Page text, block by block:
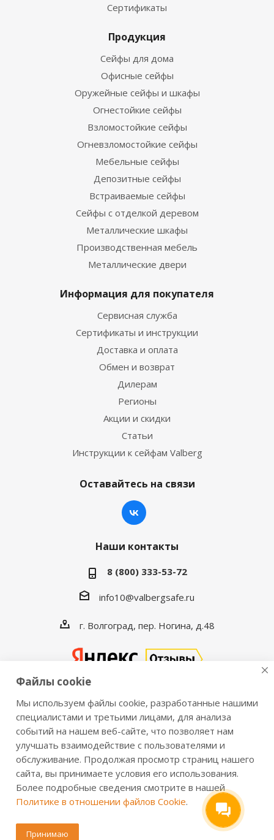
Сертификаты
Продукция
Сейфы для дома
Офисные сейфы
Оружейные сейфы и шкафы
Огнестойкие сейфы
Взломостойкие сейфы
Огневзломостойкие сейфы
Мебельные сейфы
Депозитные сейфы
Встраиваемые сейфы
Сейфы с отделкой деревом
Металлические шкафы
Производственная мебель
Металлические двери
Информация для покупателя
Сервисная служба
Сертификаты и инструкции
Доставка и оплата
Обмен и возврат
Дилерам
Регионы
Акции и скидки
Статьи
Инструкции к сейфам Valberg
Оставайтесь на связи
Наши контакты
8 (800) 333-53-72
info10@valbergsafe.ru
г. Волгоград, пер. Ногина, д.48
2016-2026 © VALBERGSAFE.RU — Интернет-магазин
сейфов Valberg и металлической мебели Практик.
Продажа сейфов для дома и офиса, металлических
шкафов, стеллажей, металлических дверей.
Информация о розничных ценах, технических
характеристиках, наличии на складе носит справочный
характер и не является публичной офертой,
определяемой положениями из Статьи 437 ч.2 ГК РФ.
Файлы cookie
Мы используем файлы cookie, разработанные нашими
специалистами и третьими лицами, для анализа
событий на нашем веб-сайте, что позволяет нам
улучшать взаимодействие с пользователями и
обслуживание. Продолжая просмотр страниц нашего
сайта, вы принимаете условия его использования.
Более подробные сведения смотрите в нашей
Политике в отношении файлов Cookie.
Принимаю